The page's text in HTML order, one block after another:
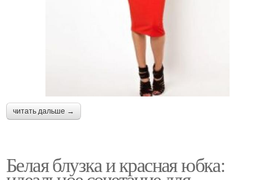
читать дальше →
Белая блузка и красная юбка: